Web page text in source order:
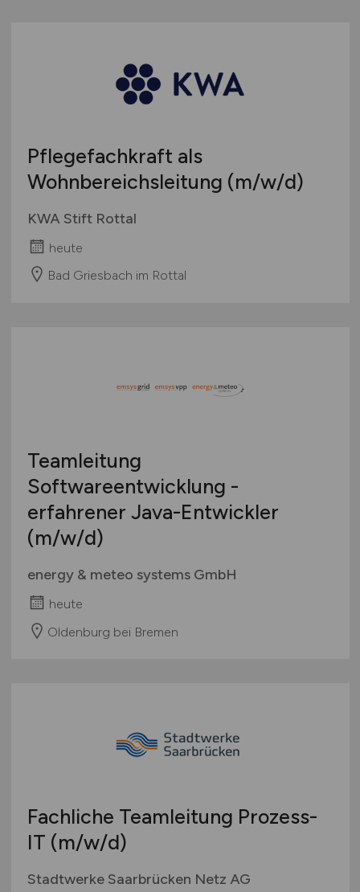
Pflegefachkraft als
Wohnbereichsleitung (m/w/d)
KWA Stift Rottal
heute
Bad Griesbach im Rottal
Teamleitung
Softwareentwicklung -
erfahrener Java-Entwickler
(m/w/d)
energy & meteo systems GmbH
heute
Oldenburg bei Bremen
Fachliche Teamleitung Prozess-
IT (m/w/d)
Stadtwerke Saarbrücken Netz AG